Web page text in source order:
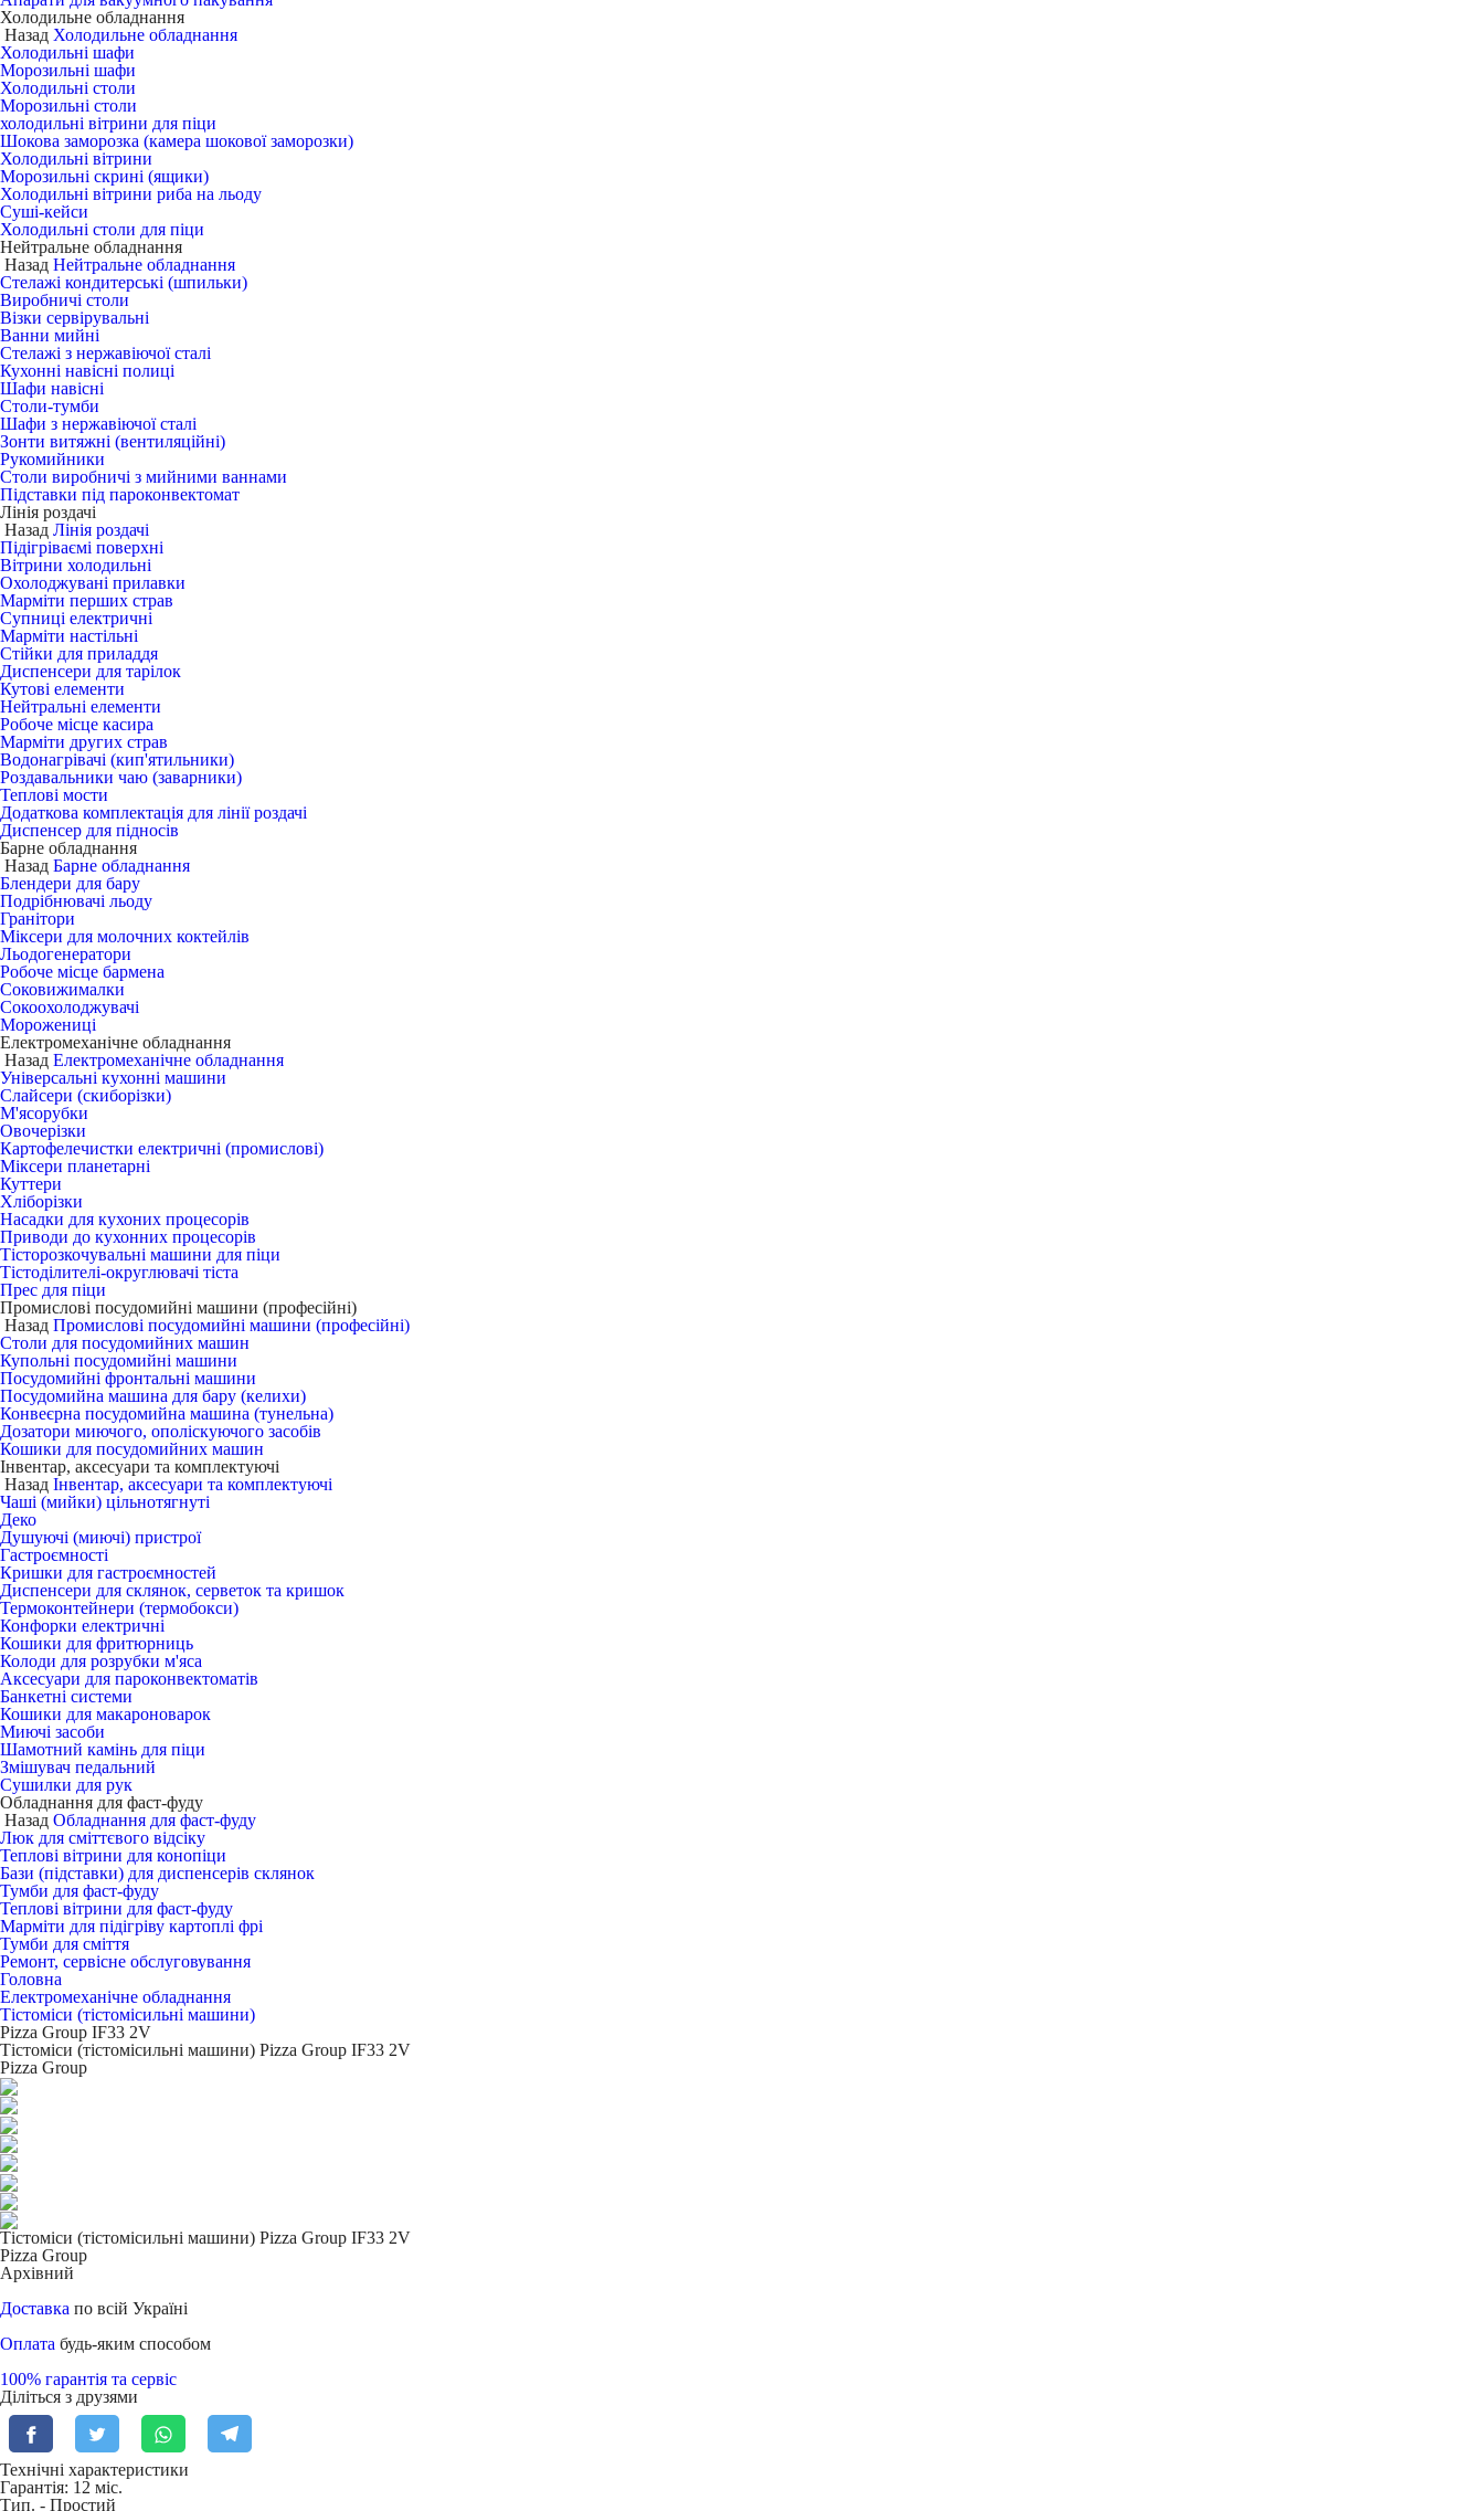
Холодильне обладнання
Назад Холодильне обладнання
Холодильні шафи
Морозильні шафи
Холодильні столи
Морозильні столи
холодильні вітрини для піци
Шокова заморозка (камера шокової заморозки)
Холодильні вітрини
Морозильні скрині (ящики)
Холодильні вітрини риба на льоду
Суші-кейси
Холодильні столи для піци
Нейтральне обладнання
Назад Нейтральне обладнання
Стелажі кондитерські (шпильки)
Виробничі столи
Візки сервірувальні
Ванни мийні
Стелажі з нержавіючої сталі
Кухонні навісні полиці
Шафи навісні
Столи-тумби
Шафи з нержавіючої сталі
Зонти витяжні (вентиляційні)
Рукомийники
Столи виробничі з мийними ваннами
Підставки під пароконвектомат
Лінія роздачі
Назад Лінія роздачі
Підігріваємі поверхні
Вітрини холодильні
Охолоджувані прилавки
Марміти перших страв
Супниці електричні
Марміти настільні
Стійки для приладдя
Диспенсери для тарілок
Кутові елементи
Нейтральні елементи
Робоче місце касира
Марміти других страв
Водонагрівачі (кип'ятильники)
Роздавальники чаю (заварники)
Теплові мости
Додаткова комплектація для лінії роздачі
Диспенсер для підносів
Барне обладнання
Назад Барне обладнання
Блендери для бару
Подрібнювачі льоду
Гранітори
Міксери для молочних коктейлів
Льодогенератори
Робоче місце бармена
Соковижималки
Сокоохолоджувачі
Морожениці
Електромеханічне обладнання
Назад Електромеханічне обладнання
Універсальні кухонні машини
Слайсери (скиборізки)
М'ясорубки
Овочерізки
Картофелечистки електричні (промислові)
Міксери планетарні
Куттери
Хліборізки
Насадки для кухоних процесорів
Приводи до кухонних процесорів
Тісторозкочувальні машини для піци
Тістоділителі-округлювачі тіста
Прес для піци
Промислові посудомийні машини (професійні)
Назад Промислові посудомийні машини (професійні)
Столи для посудомийних машин
Купольні посудомийні машини
Посудомийні фронтальні машини
Посудомийна машина для бару (келихи)
Конвеєрна посудомийна машина (тунельна)
Дозатори миючого, ополіскуючого засобів
Кошики для посудомийних машин
Інвентар, аксесуари та комплектуючі
Назад Інвентар, аксесуари та комплектуючі
Чаші (мийки) цільнотягнуті
Деко
Душуючі (миючі) пристрої
Гастроємності
Кришки для гастроємностей
Диспенсери для склянок, серветок та кришок
Термоконтейнери (термобокси)
Конфорки електричні
Кошики для фритюрниць
Колоди для розрубки м'яса
Аксесуари для пароконвектоматів
Банкетні системи
Кошики для макароноварок
Миючі засоби
Шамотний камінь для піци
Змішувач педальний
Сушилки для рук
Обладнання для фаст-фуду
Назад Обладнання для фаст-фуду
Люк для сміттєвого відсіку
Теплові вітрини для конопіци
Бази (підставки) для диспенсерів склянок
Тумби для фаст-фуду
Теплові вітрини для фаст-фуду
Марміти для підігріву картоплі фрі
Тумби для сміття
Ремонт, сервісне обслуговування
Головна
Електромеханічне обладнання
Тістоміси (тістомісильні машини)
Pizza Group IF33 2V
Тістоміси (тістомісильні машини) Pizza Group IF33 2V
Pizza Group
Тістоміси (тістомісильні машини) Pizza Group IF33 2V
Pizza Group
Архівний
Доставка по всій Україні
Оплата будь-яким способом
100% гарантія та сервіс
Діліться з друзями
Технічні характеристики
Гарантія: 12 міс.
Тип. - Простий